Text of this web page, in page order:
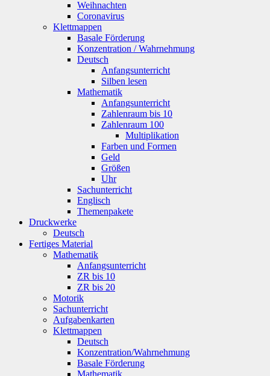
Weihnachten
Coronavirus
Klettmappen
Basale Förderung
Konzentration / Wahrnehmung
Deutsch
Anfangsunterricht
Silben lesen
Mathematik
Anfangsunterricht
Zahlenraum bis 10
Zahlenraum 100
Multiplikation
Farben und Formen
Geld
Größen
Uhr
Sachunterricht
Englisch
Themenpakete
Druckwerke
Deutsch
Fertiges Material
Mathematik
Anfangsunterricht
ZR bis 10
ZR bis 20
Motorik
Sachunterricht
Aufgabenkarten
Klettmappen
Deutsch
Konzentration/Wahrnehmung
Basale Förderung
Mathematik